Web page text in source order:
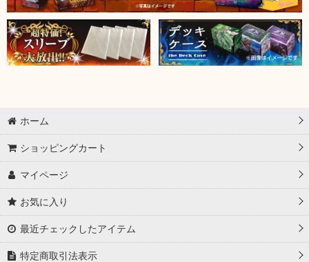
ホーム
ショッピングカート
マイページ
お気に入り
最近チェックしたアイテム
特定商取引法表示